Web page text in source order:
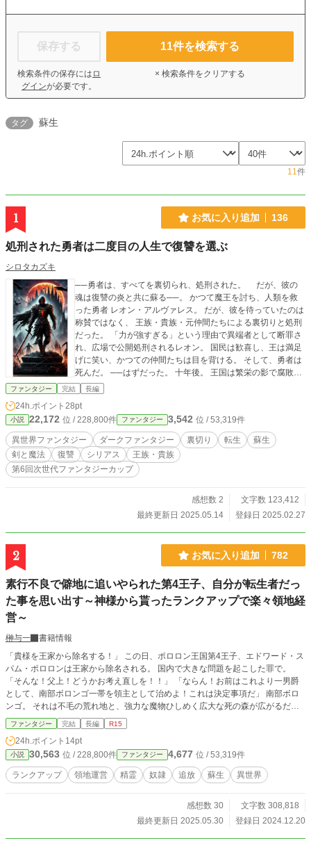
保存する
検索条件の保存には ロ
グインが必要です。
11件を検索する
× 検索条件をクリアする
タグ 蘇生
11件
1 お気に入り追加 136
処刑された勇者は二度目の人生で復讐を選ぶ
シロタカズキ
──勇者は、すべてを裏切られ、処刑された。 だが、彼の
魂は復讐の炎と共に蘇る──。 かつて魔王を討ち、人類を救
った勇者 レオン・アルヴァレス。 だが、彼を待っていたのは
称賛ではなく、 王族・貴族・元仲間たちによる裏切りと処刑
だった。 「力が強すぎる」という理由で異端者として断罪さ
れ、広場で公開処刑されるレオン。 国民は歓喜し、王は満足
げに笑い、かつての仲間たちは目を背ける。 そして、勇者は
死んだ。 ──はずだった。 十年後。 王国は繁栄の影で腐敗
し、裏切り者たちは安穏とした日々を送っていた。 しかし、
あ、のうのうと生きていられたものだな」 これは、英雄では
なくなった男の復讐譚。 彼を裏切った王族、貴族、そしてか
つての仲間たちを絶望の淵に叩き落とすための第二の人生
が、いま始まる──。
ファンタジー 完結 長編
24h.ポイント 28pt
小説 22,172 位 / 228,800件 ファンタジー 3,542 位 / 53,319件
異世界ファンタジー ダークファンタジー 裏切り 転生
蘇生
剣と魔法
復讐 シリアス
王族・貴族
第6回次世代ファンタジーカップ
感想数 2
文字数 123,412
最終更新日 2025.05.14
登録日 2025.02.27
2 お気に入り追加 782
素行不良で僻地に追いやられた第4王子、自分が転生者だっ
た事を思い出す～神様から貰ったランクアップで楽々領地経
営～
榊与一
書籍情報
「貴様を王家から除名する！」 この日、ポロロン王国第4王子、エドワード・ス
パム・ポロロンは王家から除名される。 国内で大きな問題を起こした罪で。
「そんな！父上！どうかお考え直しを！！」 「ならん！お前はこれより一男爵
として、南部ボロンゴ一帯を領主として治めよ！これは決定事項だ」 南部ボロ
ンゴ。 それは不毛の荒れ地と、強力な魔物ひしめく広大な死の森が広がるだけ
の地だ。 元々流刑地であったそこに住まう住人は、罪人の子孫のみでSの数は1
00にも満たない。 「無理です！お慈悲を！！」 王家の血筋であるため裸一貫で
こそなかったが、そんな領地を真面に治める事など出来るはずもなく。 王家で
ぬくぬくと育ったエドワードに待っているのは、地獄の様な生活なのだから必死
に懇願するのも当然だ。 「ならん！この男を連れて行け！！」 だがその温情の
訴えは聞き入れられる事はなく、第4王子は強制的に南部ボロンゴへと送られ
れかけの幽霊屋敷。 従者は一人もおらず。 領内唯一の村は、悪天候続きの影響
で今年を越す事も出来るか分からない有様。 こんな場所をどう治めろというの
ファンタジー 完結 長編 R15
24h.ポイント 14pt
小説 30,563 位 / 228,800件 ファンタジー 4,677 位 / 53,319件
ランクアップ 領地運営 精霊 奴隷 追放 蘇生 異世界
感想数 30
文字数 308,818
最終更新日 2025.05.30
登録日 2024.12.20